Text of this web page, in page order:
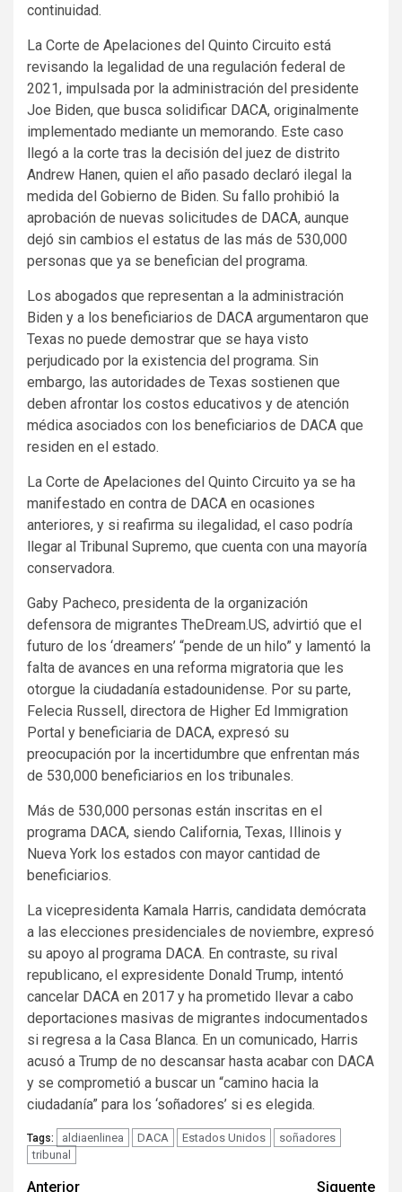
continuidad.
La Corte de Apelaciones del Quinto Circuito está
revisando la legalidad de una regulación federal de
2021, impulsada por la administración del presidente
Joe Biden, que busca solidificar DACA, originalmente
implementado mediante un memorando. Este caso
llegó a la corte tras la decisión del juez de distrito
Andrew Hanen, quien el año pasado declaró ilegal la
medida del Gobierno de Biden. Su fallo prohibió la
aprobación de nuevas solicitudes de DACA, aunque
dejó sin cambios el estatus de las más de 530,000
personas que ya se benefician del programa.
Los abogados que representan a la administración
Biden y a los beneficiarios de DACA argumentaron que
Texas no puede demostrar que se haya visto
perjudicado por la existencia del programa. Sin
embargo, las autoridades de Texas sostienen que
deben afrontar los costos educativos y de atención
médica asociados con los beneficiarios de DACA que
residen en el estado.
La Corte de Apelaciones del Quinto Circuito ya se ha
manifestado en contra de DACA en ocasiones
anteriores, y si reafirma su ilegalidad, el caso podría
llegar al Tribunal Supremo, que cuenta con una mayoría
conservadora.
Gaby Pacheco, presidenta de la organización
defensora de migrantes TheDream.US, advirtió que el
futuro de los ‘dreamers’ “pende de un hilo” y lamentó la
falta de avances en una reforma migratoria que les
otorgue la ciudadanía estadounidense. Por su parte,
Felecia Russell, directora de Higher Ed Immigration
Portal y beneficiaria de DACA, expresó su
preocupación por la incertidumbre que enfrentan más
de 530,000 beneficiarios en los tribunales.
Más de 530,000 personas están inscritas en el
programa DACA, siendo California, Texas, Illinois y
Nueva York los estados con mayor cantidad de
beneficiarios.
La vicepresidenta Kamala Harris, candidata demócrata
a las elecciones presidenciales de noviembre, expresó
su apoyo al programa DACA. En contraste, su rival
republicano, el expresidente Donald Trump, intentó
cancelar DACA en 2017 y ha prometido llevar a cabo
deportaciones masivas de migrantes indocumentados
si regresa a la Casa Blanca. En un comunicado, Harris
acusó a Trump de no descansar hasta acabar con DACA
y se comprometió a buscar un “camino hacia la
ciudadanía” para los ‘soñadores’ si es elegida.
Tags: aldiaenlinea DACA Estados Unidos
soñadores
tribunal
Anterior Siguente